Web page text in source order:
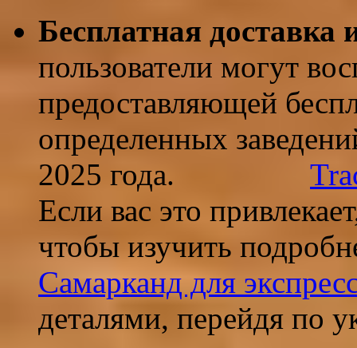
Бесплатная доставка
пользователи могут
предоставляющей
определенных
2025 года.
Если вас это
чтобы изучить
Самарканд для
деталями, перейдя по